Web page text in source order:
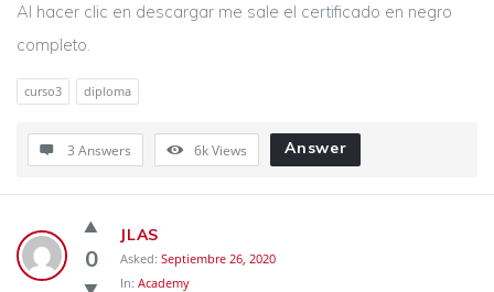
Al hacer clic en descargar me sale el certificado en negro
completo.
curso3 diploma
3 Answers 6kViews Answer
0
JLAS
Asked: Septiembre 26, 2020
In: Academy